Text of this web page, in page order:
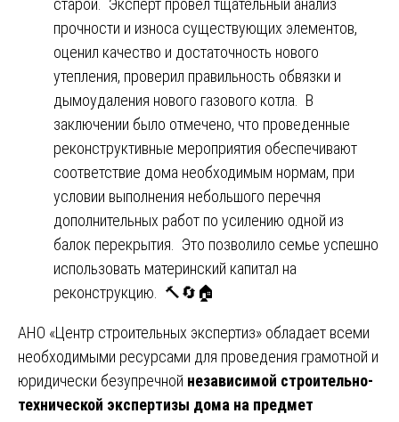
старой. Эксперт провел тщательный анализ
прочности и износа существующих элементов,
оценил качество и достаточность нового
утепления, проверил правильность обвязки и
дымоудаления нового газового котла. В
заключении было отмечено, что проведенные
реконструктивные мероприятия обеспечивают
соответствие дома необходимым нормам, при
условии выполнения небольшого перечня
дополнительных работ по усилению одной из
балок перекрытия. Это позволило семье успешно
использовать материнский капитал на
реконструкцию. 🔨🔄🏠
АНО «Центр строительных экспертиз» обладает всеми
необходимыми ресурсами для проведения грамотной и
юридически безупречной независимой строительно-
технической экспертизы дома на предмет